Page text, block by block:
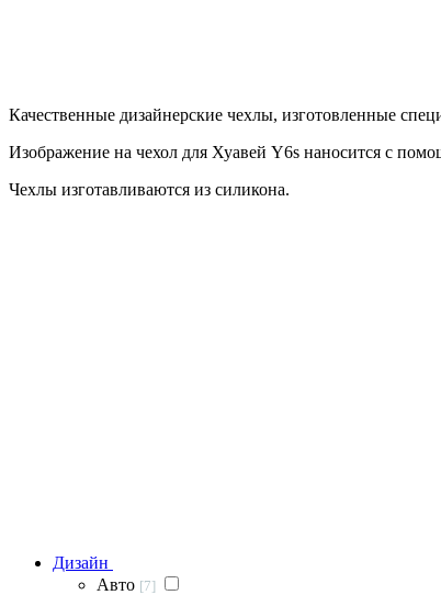
Качественные дизайнерские чехлы, изготовленные
Изображение на чехол для Хуавей Y6s наносится с
Чехлы изготавливаются из силикона.
Дизайн
Авто [7]